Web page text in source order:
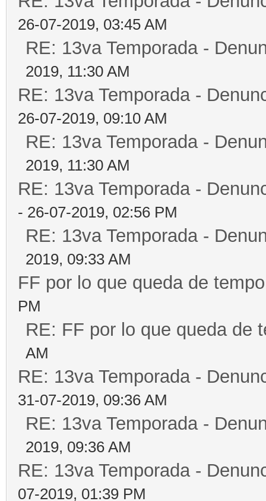
26-07-2019, 03:45 AM
RE: 13va Temporada -
2019, 11:30 AM
RE: 13va Temporada -
26-07-2019, 09:10 AM
RE: 13va Temporada -
2019, 11:30 AM
RE: 13va Temporada -
- 26-07-2019, 02:56 PM
RE: 13va Temporada -
2019, 09:33 AM
FF por lo que queda de
PM
RE: FF por lo que queda de
AM
RE: 13va Temporada -
31-07-2019, 09:36 AM
RE: 13va Temporada -
2019, 09:36 AM
RE: 13va Temporada -
07-2019, 01:39 PM